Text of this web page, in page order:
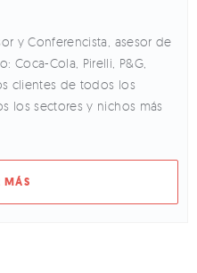
y Conferencista, asesor de
Coca-Cola, Pirelli, P&G,
clientes de todos los
los sectores y nichos más
MÁS